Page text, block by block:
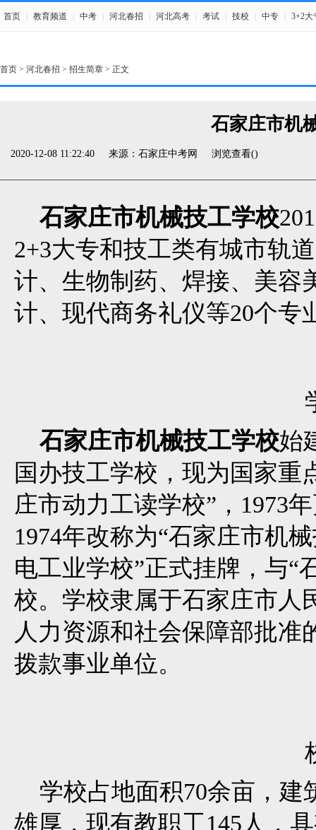
首页 教育频道 中考 河北春招 河北高考 考试 技校 中专 3+2大
首页 > 河北春招 > 招生简章 > 正文
石家庄市机
2020-12-08 11:22:40 来源： 石家庄中考网 浏览查看()
石家庄市机械技工学校
2+3大专和技工类有城市轨
计、生物制药、焊接、美容
计、现代商务礼仪等20个专
石家庄市机械技工学校始
国办技工学校，现为国家重
庄市动力工读学校”，1973
1974年改称为“石家庄市机
电工业学校”正式挂牌，与“
校。学校隶属于石家庄市人
人力资源和社会保障部批准
拨款事业单位。
学校占地面积70余亩，建
雄厚，现有教职工145人，